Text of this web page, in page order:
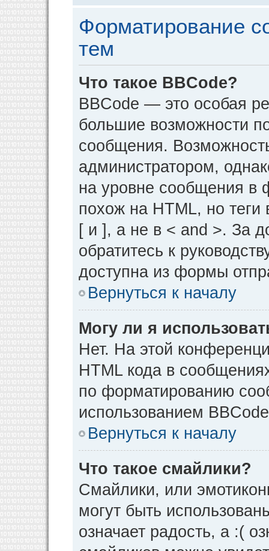
Форматирование
тем
Что такое BBCode?
BBCode — это особая
большие возможности
сообщения.
администратором,
на уровне сообщения в
похож на HTML, но теги
[ и ], а не в < and >. За
обратитесь к
доступна из формы
Вернуться к началу
Могу ли я
Нет. На этой
HTML кода в
по форматированию
использованием
Вернуться к началу
Что такое смайлики?
Смайлики, или
могут быть
означает радость, а :(